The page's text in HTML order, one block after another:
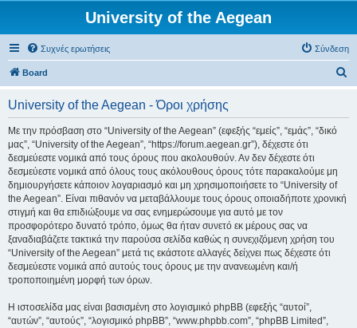
University of the Aegean
Συχνές ερωτήσεις Σύνδεση
Board
University of the Aegean - Όροι χρήσης
Με την πρόσβαση στο “University of the Aegean” (εφεξής “εμείς”, “εμάς”, “δικό
μας”, “University of the Aegean”, “https://forum.aegean.gr”), δέχεστε ότι
δεσμεύεστε νομικά από τους όρους που ακολουθούν. Αν δεν δέχεστε ότι
δεσμεύεστε νομικά από όλους τους ακόλουθους όρους τότε παρακαλούμε μη
δημιουργήσετε κάποιον λογαριασμό και μη χρησιμοποιήσετε το “University of
the Aegean”. Είναι πιθανόν να μεταβάλλουμε τους όρους οποιαδήποτε χρονική
στιγμή και θα επιδιώξουμε να σας ενημερώσουμε για αυτό με τον
προσφορότερο δυνατό τρόπο, όμως θα ήταν συνετό εκ μέρους σας να
ξαναδιαβάζετε τακτικά την παρούσα σελίδα καθώς η συνεχιζόμενη χρήση του
“University of the Aegean” μετά τις εκάστοτε αλλαγές δείχνει πως δέχεστε ότι
δεσμεύεστε νομικά από αυτούς τους όρους με την ανανεωμένη και/ή
τροποποιημένη μορφή των όρων.
Η ιστοσελίδα μας είναι βασισμένη στο λογισμικό phpBB (εφεξής “αυτοί”,
“αυτών”, “αυτούς”, “λογισμικό phpBB”, “www.phpbb.com”, “phpBB Limited”,